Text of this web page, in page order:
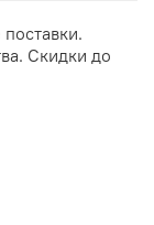
Скидки до